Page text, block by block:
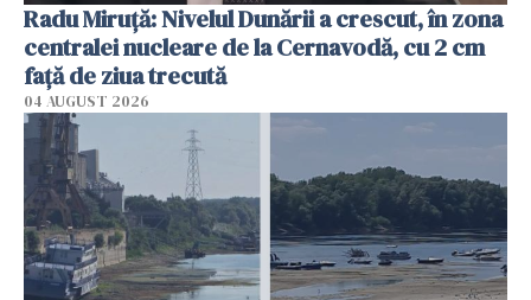
Radu Miruţă: Nivelul Dunării a crescut, în zona
centralei nucleare de la Cernavodă, cu 2 cm
faţă de ziua trecută
04 AUGUST 2026